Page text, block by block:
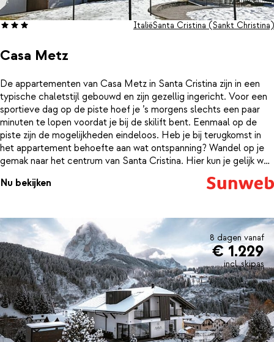
Casa Metz
ItaliëSanta Cristina (Sankt Christina)
De appartementen van Casa Metz in Santa Cristina zijn in een
typische chaletstijl gebouwd en zijn gezellig ingericht. Voor een
sportieve dag op de piste hoef je ’s morgens slechts een paar
minuten te lopen voordat je bij de skilift bent. Eenmaal op de
piste zijn de mogelijkheden eindeloos. Heb je bij terugkomst in
het appartement behoefte aan wat ontspanning? Wandel op je
gemak naar het centrum van Santa Cristina. Hier kun je gelijk wat
maaltijd op tafel kunt zetten. Geen zin om zelf te koken? Dan zijn
Nu bekijken
8 dagen vanaf
€ 1.229
incl. skipas